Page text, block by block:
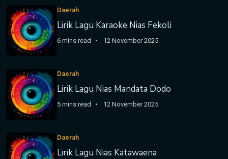
Daerah
Lirik Lagu Karaoke Nias Fekoli
6 mins read 12 November 2025
Daerah
Lirik Lagu Nias Mandata Dodo
5 mins read 12 November 2025
Daerah
Lirik Lagu Nias Katawaena